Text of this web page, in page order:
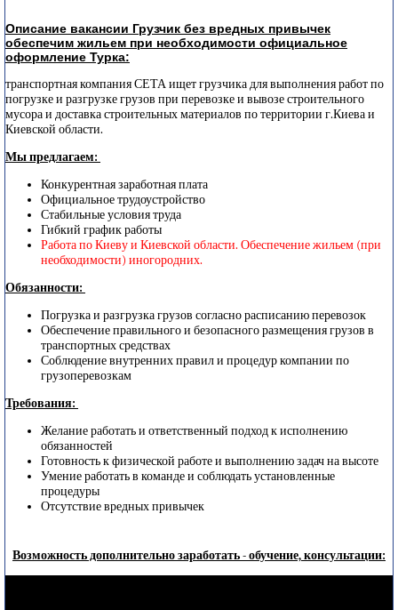
Описание вакансии Грузчик без вредных привычек
обеспечим жильем при необходимости официальное
оформление Турка:
транспортная компания СЕТА ищет грузчика для выполнения работ по
погрузке и разгрузке грузов при перевозке и вывозе строительного
мусора и доставка строительных материалов по территории г.Киева и
Киевской области.
Мы предлагаем:
Конкурентная заработная плата
Официальное трудоустройство
Стабильные условия труда
Гибкий график работы
Работа по Киеву и Киевской области. Обеспечение жильем (при
необходимости) иногородних.
Обязанности:
Погрузка и разгрузка грузов согласно расписанию перевозок
Обеспечение правильного и безопасного размещения грузов в
транспортных средствах
Соблюдение внутренних правил и процедур компании по
грузоперевозкам
Требования:
Желание работать и ответственный подход к исполнению
обязанностей
Готовность к физической работе и выполнению задач на высоте
Умение работать в команде и соблюдать установленные
процедуры
Отсутствие вредных привычек
Возможность дополнительно заработать - обучение, консультации: